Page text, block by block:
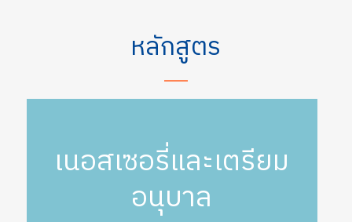
หลักสูตร
เนอสเซอรี่และเตรียม
อนุบาล